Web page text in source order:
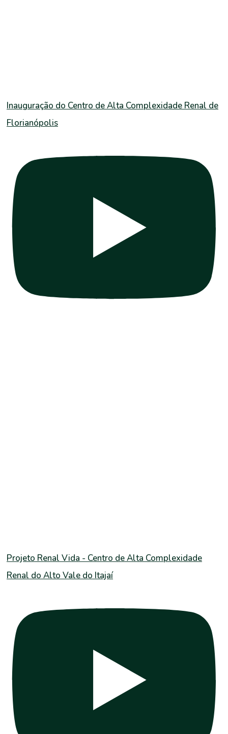
Inauguração do Centro de Alta Complexidade Renal de
Florianópolis
Projeto Renal Vida - Centro de Alta Complexidade
Renal do Alto Vale do Itajaí